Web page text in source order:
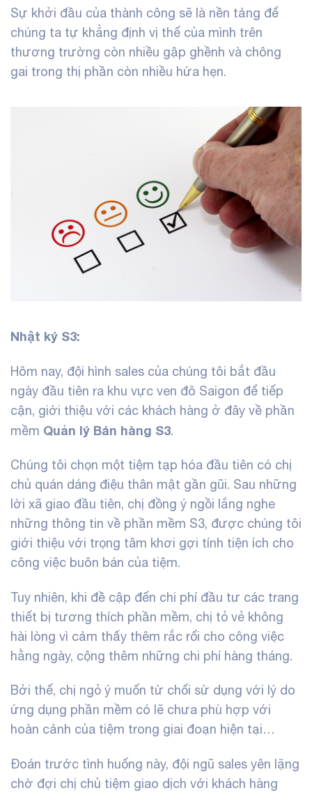
Sự khởi đầu của thành công sẽ là nền tảng để
chúng ta tự khẳng định vị thế của mình trên
thương trường còn nhiều gập ghềnh và chông
gai trong thị phần còn nhiều hứa hẹn.
Nhật ký S3:
Hôm nay, đội hình sales của chúng tôi bắt đầu
ngày đầu tiên ra khu vực ven đô Saigon để tiếp
cận, giới thiệu với các khách hàng ở đây về phần
mềm Quản lý Bán hàng S3.
Chúng tôi chọn một tiệm tạp hóa đầu tiên có chị
chủ quán dáng điệu thân mật gần gũi. Sau những
lời xã giao đầu tiên, chị đồng ý ngồi lắng nghe
những thông tin về phần mềm S3, được chúng tôi
giới thiệu với trọng tâm khơi gợi tính tiện ích cho
công việc buôn bán của tiệm.
Tuy nhiên, khi đề cập đến chi phí đầu tư các trang
thiết bị tương thích phần mềm, chị tỏ vẻ không
hài lòng vì cảm thấy thêm rắc rối cho công việc
hằng ngày, cộng thêm những chi phí hàng tháng.
Bởi thế, chị ngỏ ý muốn từ chối sử dụng với lý do
ứng dụng phần mềm có lẽ chưa phù hợp với
hoàn cảnh của tiệm trong giai đoạn hiện tại…
Đoán trước tình huống này, đội ngũ sales yên lặng
chờ đợi chị chủ tiệm giao dịch với khách hàng